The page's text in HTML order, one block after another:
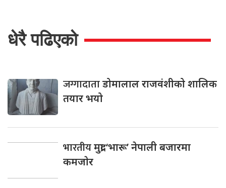
धेरै पढिएको
जग्गादाताडोमालाल राजवंशीको शालिक
तयार भयो
भारतीयमुद्रा ‘भारू’ नेपाली बजारमा
कमजाेर